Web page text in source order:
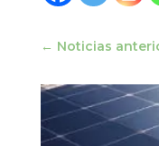
← Noticias